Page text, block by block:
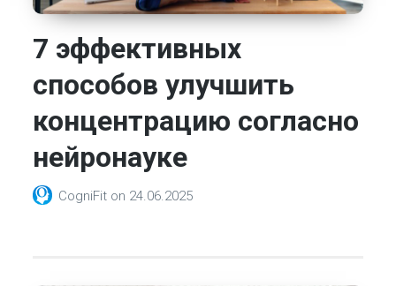
7 эффективных
способов улучшить
концентрацию согласно
нейронауке
CogniFit on 24.06.2025